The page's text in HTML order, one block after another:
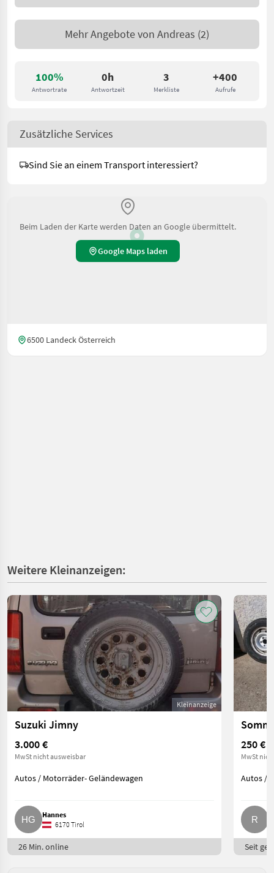
100%
Antwortrate
0h
Antwortzeit
3
Merkliste
+400
Aufrufe
Mehr Angebote von Andreas (2)
Zusätzliche Services
Sind Sie an einem Transport interessiert?
Beim Laden der Karte werden Daten an Google übermittelt.
Google Maps laden
6500 Landeck Österreich
Weitere Kleinanzeigen:
Kleinanzeige
Suzuki Jimny
3.000 €
MwSt nicht ausweisbar
Autos / Motorräder- Geländewagen
Hannes
6170 Tirol
26 Min. online
250 €
MwSt
Autos /
Seit